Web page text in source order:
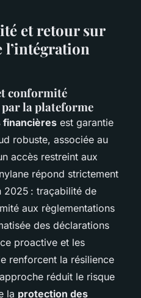
et retour sur
l’intégration
conformité
la plateforme
financières est garantie
robuste, associée au
accès restreint aux
répond strictement
2025 : traçabilité de
aux règlementations
des déclarations
proactive et les
renforcent la résilience
réduit le risque
la protection des